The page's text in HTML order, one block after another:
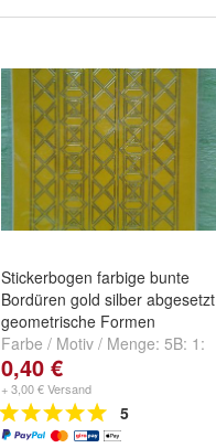
Stickerbogen farbige bunte
Bordüren gold silber abgesetzt
geometrische Formen
Farbe / Motiv / Menge: 5B: 1:
3021 gelb-gold
weiss gold,5B: 3: 3021 weiss
silberundweitere ...
0,40 €
+ 3,00 € Versand
5